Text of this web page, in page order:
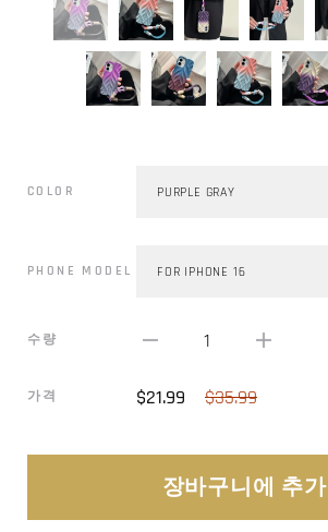
COLOR
PHONE MODEL
수량 1
가격 $21.99 $35.99
장바구니에 추가